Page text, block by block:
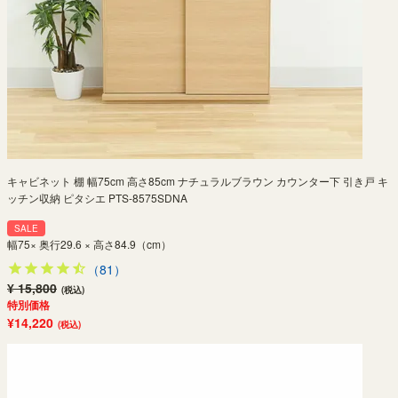
キャビネット 棚 幅75cm 高さ85cm ナチュラルブラウン カウンター下 引き戸 キ
ッチン収納 ピタシエ PTS-8575SDNA
SALE
幅75× 奥行29.6 × 高さ84.9（cm）
（81）
¥ 15,800 (税込)
特別価格
¥14,220 (税込)